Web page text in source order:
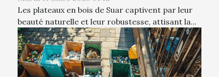
Les plateaux en bois de Suar captivent par leur
beauté naturelle et leur robustesse, attisant la...